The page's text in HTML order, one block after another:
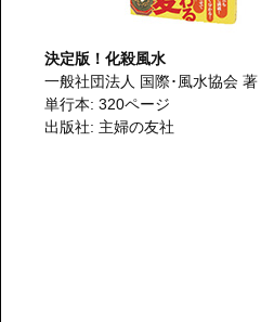
決定版！化殺風水
一般社団法人 国際･風水協会 著
単行本: 320ページ
出版社: 主婦の友社